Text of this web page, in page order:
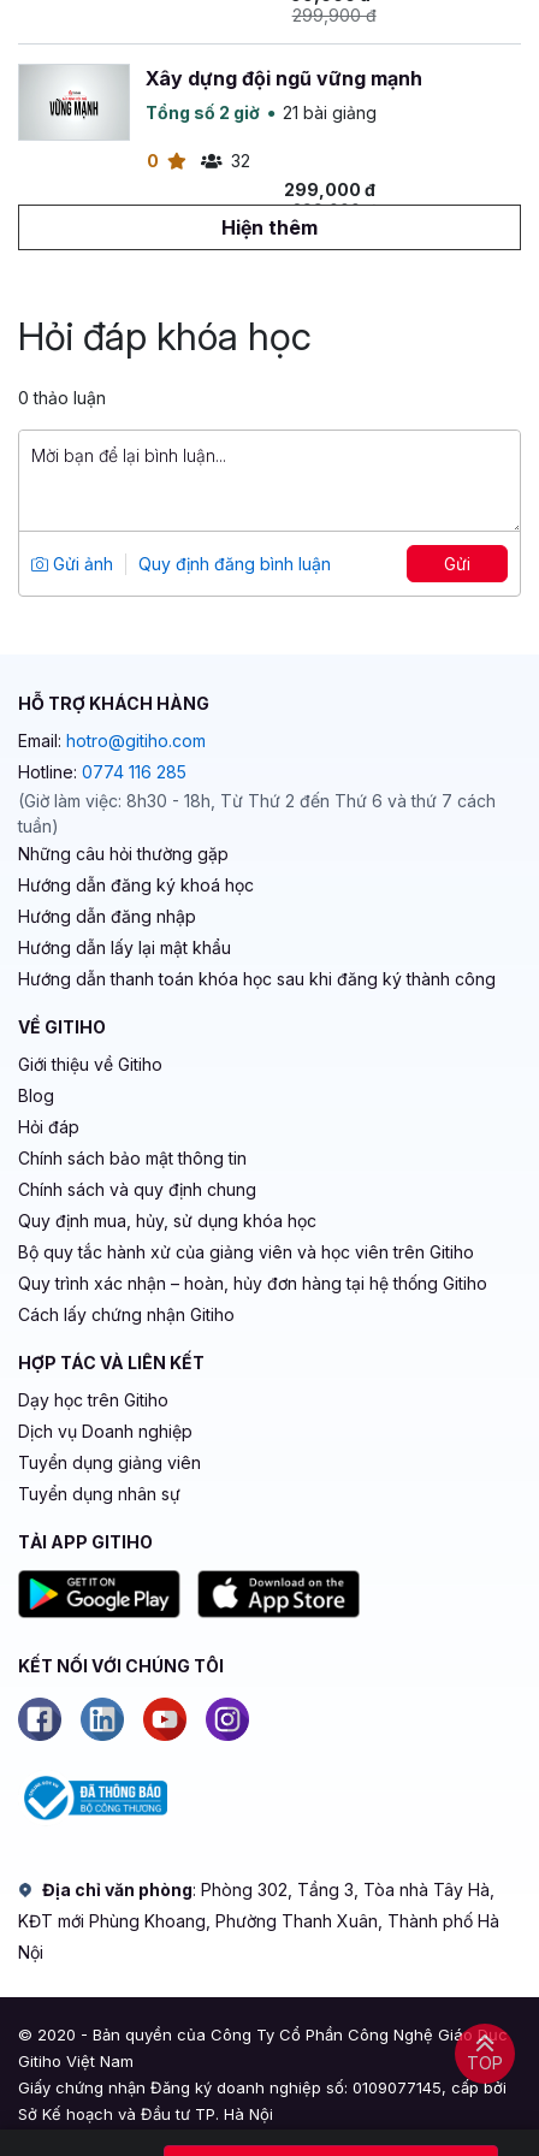
299,900 đ
Xây dựng đội ngũ vững mạnh
Tổng số 2 giờ 21 bài giảng
0
32
299,000 đ
299,000 đ
Tổng số 2 giờ
14 bài giảng
4.83
Hiện thêm
Hỏi đáp khóa học
0 thảo luận
Gửi ảnh Quy định đăng bình luận Gửi
TOP
HỖ TRỢ KHÁCH HÀNG
Email: hotro@gitiho.com
Hotline: 0774 116 285
(Giờ làm việc: 8h30 - 18h, Từ Thứ 2 đến Thứ 6 và thứ 7 cách
tuần)
Những câu hỏi thường gặp
Hướng dẫn đăng ký khoá học
Hướng dẫn đăng nhập
Hướng dẫn lấy lại mật khẩu
Hướng dẫn thanh toán khóa học sau khi đăng ký thành công
VỀ GITIHO
Giới thiệu về Gitiho
Blog
Hỏi đáp
Chính sách bảo mật thông tin
Chính sách và quy định chung
Quy định mua, hủy, sử dụng khóa học
Bộ quy tắc hành xử của giảng viên và học viên trên Gitiho
Quy trình xác nhận – hoàn, hủy đơn hàng tại hệ thống Gitiho
Cách lấy chứng nhận Gitiho
HỢP TÁC VÀ LIÊN KẾT
Dạy học trên Gitiho
Dịch vụ Doanh nghiệp
Tuyển dụng giảng viên
Tuyển dụng nhân sự
TẢI APP GITIHO
KẾT NỐI VỚI CHÚNG TÔI
Địa chỉ văn phòng: Phòng 302, Tầng 3, Tòa nhà Tây Hà,
KĐT mới Phùng Khoang, Phường Thanh Xuân, Thành phố Hà
Nội
© 2020 - Bản quyền của Công Ty Cổ Phần Công Nghệ Giáo Dục
Gitiho Việt Nam
Giấy chứng nhận Đăng ký doanh nghiệp số: 0109077145, cấp bởi
Sở Kế hoạch và Đầu tư TP. Hà Nội